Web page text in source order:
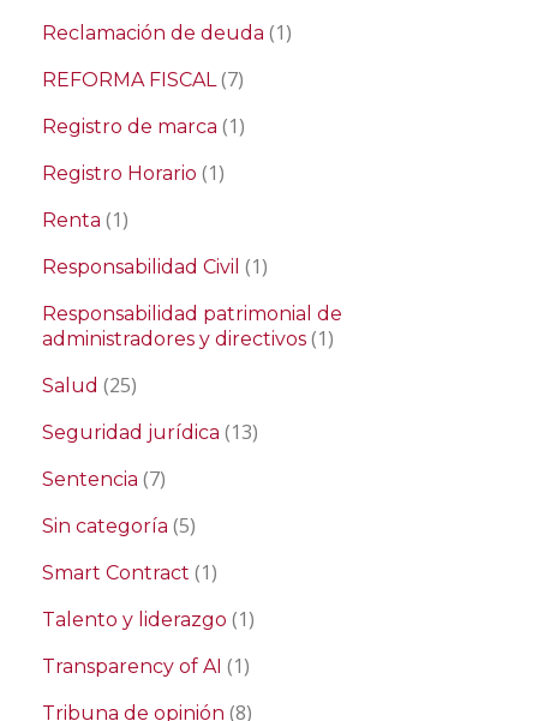
Reclamación de deuda (1)
REFORMA FISCAL (7)
Registro de marca (1)
Registro Horario (1)
Renta (1)
Responsabilidad Civil (1)
Responsabilidad patrimonial de
administradores y directivos (1)
Salud (25)
Seguridad jurídica (13)
Sentencia (7)
Sin categoría (5)
Smart Contract (1)
Talento y liderazgo (1)
Transparency of AI (1)
Tribuna de opinión (8)